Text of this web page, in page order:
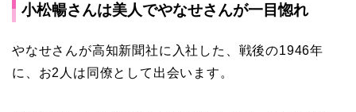
小松暢さんは美人でやなせさんが一目惚れ
やなせさんが高知新聞社に入社した、戦後の1946年
に、お2人は同僚として出会います。